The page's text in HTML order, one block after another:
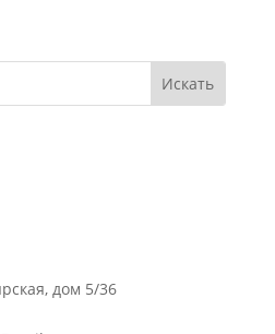
дом 5/36